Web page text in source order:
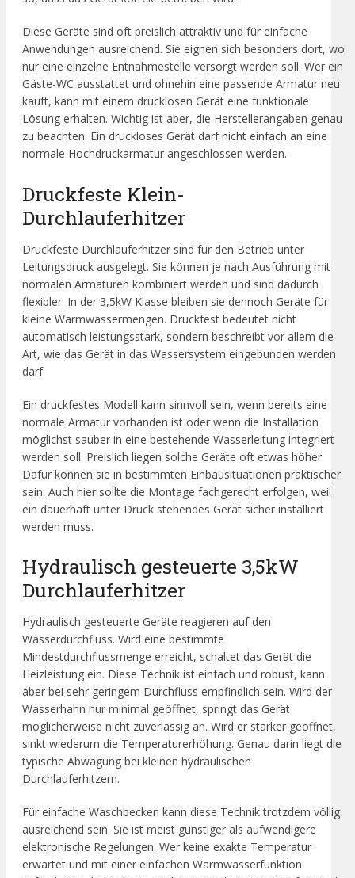
Diese Geräte sind oft preislich attraktiv und für einfache
Anwendungen ausreichend. Sie eignen sich besonders dort, wo
nur eine einzelne Entnahmestelle versorgt werden soll. Wer ein
Gäste-WC ausstattet und ohnehin eine passende Armatur neu
kauft, kann mit einem drucklosen Gerät eine funktionale
Lösung erhalten. Wichtig ist aber, die Herstellerangaben genau
zu beachten. Ein druckloses Gerät darf nicht einfach an eine
normale Hochdruckarmatur angeschlossen werden.
Druckfeste Klein-
Durchlauferhitzer
Druckfeste Durchlauferhitzer sind für den Betrieb unter
Leitungsdruck ausgelegt. Sie können je nach Ausführung mit
normalen Armaturen kombiniert werden und sind dadurch
flexibler. In der 3,5kW Klasse bleiben sie dennoch Geräte für
kleine Warmwassermengen. Druckfest bedeutet nicht
automatisch leistungsstark, sondern beschreibt vor allem die
Art, wie das Gerät in das Wassersystem eingebunden werden
darf.
Ein druckfestes Modell kann sinnvoll sein, wenn bereits eine
normale Armatur vorhanden ist oder wenn die Installation
möglichst sauber in eine bestehende Wasserleitung integriert
werden soll. Preislich liegen solche Geräte oft etwas höher.
Dafür können sie in bestimmten Einbausituationen praktischer
sein. Auch hier sollte die Montage fachgerecht erfolgen, weil
ein dauerhaft unter Druck stehendes Gerät sicher installiert
werden muss.
Hydraulisch gesteuerte 3,5kW
Durchlauferhitzer
Hydraulisch gesteuerte Geräte reagieren auf den
Wasserdurchfluss. Wird eine bestimmte
Mindestdurchflussmenge erreicht, schaltet das Gerät die
Heizleistung ein. Diese Technik ist einfach und robust, kann
aber bei sehr geringem Durchfluss empfindlich sein. Wird der
Wasserhahn nur minimal geöffnet, springt das Gerät
möglicherweise nicht zuverlässig an. Wird er stärker geöffnet,
sinkt wiederum die Temperaturerhöhung. Genau darin liegt die
typische Abwägung bei kleinen hydraulischen
Durchlauferhitzern.
Für einfache Waschbecken kann diese Technik trotzdem völlig
ausreichend sein. Sie ist meist günstiger als aufwendigere
elektronische Regelungen. Wer keine exakte Temperatur
erwartet und mit einer einfachen Warmwasserfunktion